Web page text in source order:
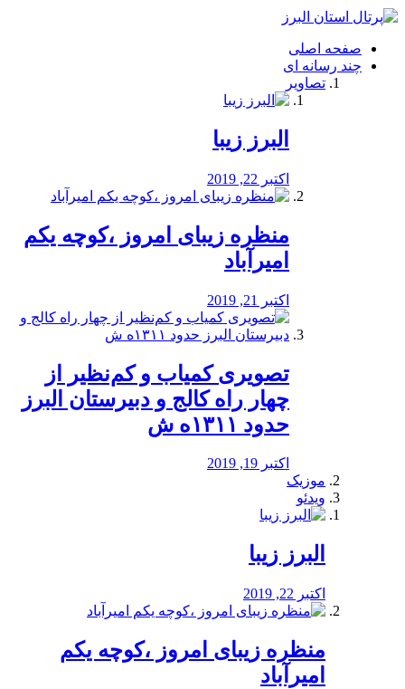
فصد
شرق
تهران
خشکشویی
صفحه اصلی
چند رسانه ای
تصاویر
البرز زیبا
اکتبر 22, 2019
منظره‌‌ زیبای امروز ،کوچه یکم
امیرآباد
اکتبر 21, 2019
️تصویری کمیاب و کم‌نظیر از
چهار راه كالج و دبيرستان البرز
حدود ۱۳۱۱ه ش
اکتبر 19, 2019
موزیک
ویدئو
البرز زیبا
اکتبر 22, 2019
منظره‌‌ زیبای امروز ،کوچه یکم
امیرآباد